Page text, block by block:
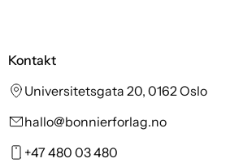
Kontakt
Universitetsgata 20, 0162 Oslo
hallo@bonnierforlag.no
+47 480 03 480